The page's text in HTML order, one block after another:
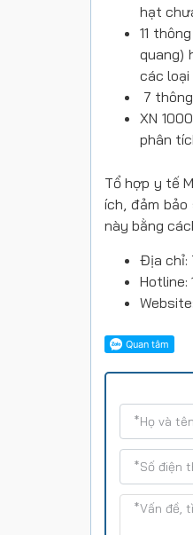
hạt
11
quang)
các loại
7
XN
phân
Tổ hợp y tế
ích, đảm
này bằng
Địa chỉ:
Hotline:
Website: